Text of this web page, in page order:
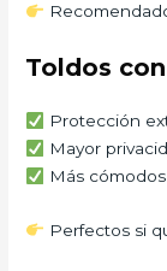
Toldos
Protección
Mayor
Más
Perfectos si